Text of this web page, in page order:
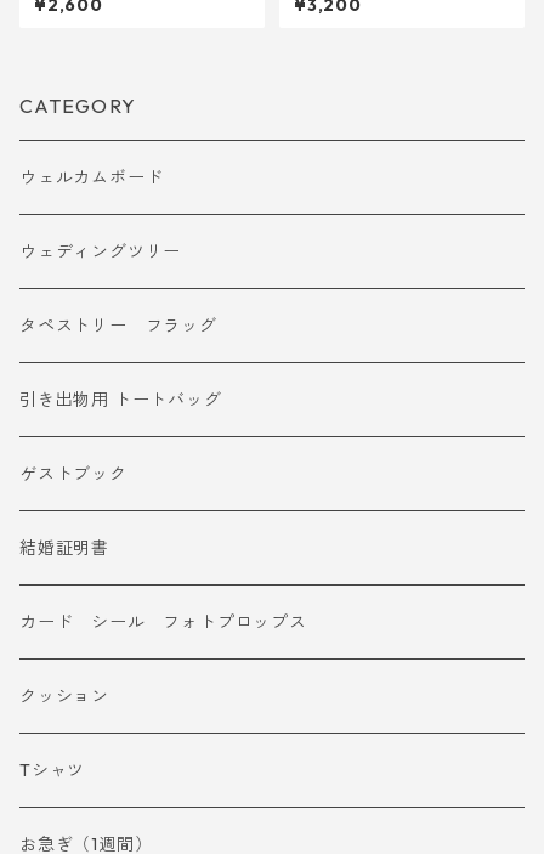
式 ウェディング
¥2,600
式 ウェディング
¥3,200
CATEGORY
ウェルカムボード
ウェディングツリー
タペストリー フラッグ
引き出物用 トートバッグ
ゲストブック
結婚証明書
カード シール フォトプロップス
クッション
Tシャツ
お急ぎ（1週間）